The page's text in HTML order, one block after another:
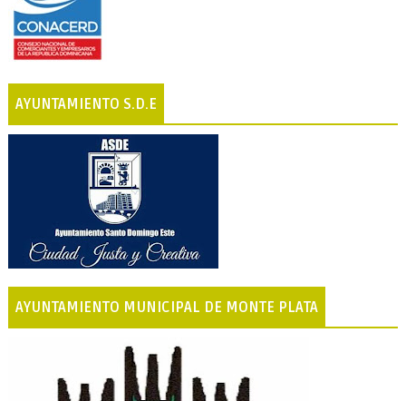
AYUNTAMIENTO S.D.E
AYUNTAMIENTO MUNICIPAL DE MONTE PLATA